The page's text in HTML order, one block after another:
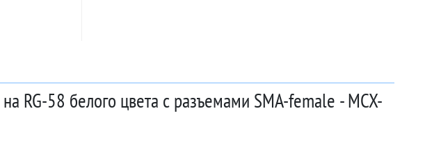
RG-58 белого цвета с разъемами SMA-female - MCX-